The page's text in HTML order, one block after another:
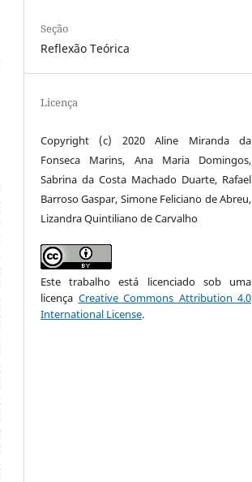
Seção
Reflexão Teórica
Licença
Copyright (c) 2020 Aline Miranda da
Fonseca Marins, Ana Maria Domingos,
Sabrina da Costa Machado Duarte, Rafael
Barroso Gaspar, Simone Feliciano de Abreu,
Lizandra Quintiliano de Carvalho
Este trabalho está licenciado sob uma
licença Creative Commons Attribution 4.0
International License.